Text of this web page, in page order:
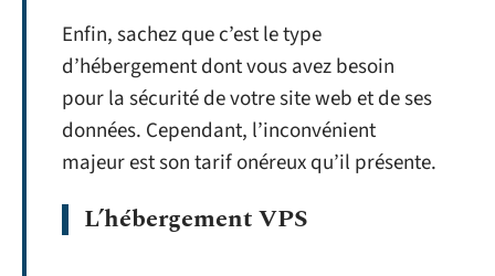
Enfin, sachez que c’est le type
d’hébergement dont vous avez besoin
pour la sécurité de votre site web et de ses
données. Cependant, l’inconvénient
majeur est son tarif onéreux qu’il présente.
L’hébergement VPS